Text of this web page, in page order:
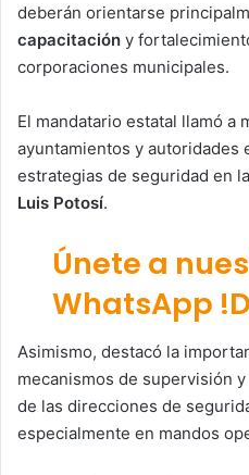
deberán orientarse
capacitación y
corporaciones municipales.
El mandatario estatal llamó a
ayuntamientos y autoridades
estrategias de seguridad en
Luis Potosí.
Únete a
WhatsApp
Asimismo, destacó la
mecanismos de supervisión
de las direcciones de
especialmente en mandos